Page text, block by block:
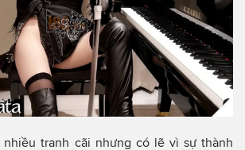
nhiều tranh cãi nhưng có lẽ vì sự thành